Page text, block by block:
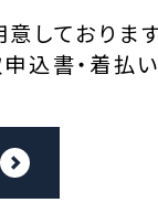
しております
込書・着払